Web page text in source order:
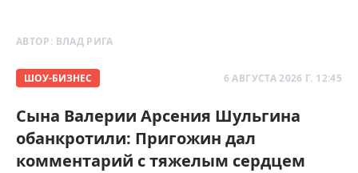
АВТОР: ВЛАД РИГА
ШОУ-БИЗНЕС 6 АВГУСТА 2026 Г. 12:45
Сына Валерии Арсения Шульгина
обанкротили: Пригожин дал
комментарий с тяжелым сердцем